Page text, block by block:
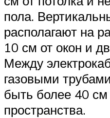
пола.
располагают на
10 см от окон и
Между
газовыми
быть более 40 см
пространства.